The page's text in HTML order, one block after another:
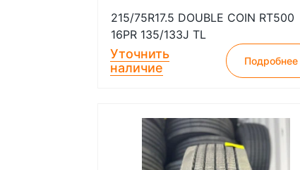
215/75R17.5 DOUBLE COIN RT500
16PR 135/133J TL
Уточнить
наличие
Подробнее